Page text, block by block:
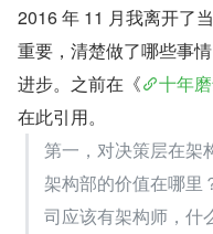
2016 年 11 月我离开了
重要，清楚做了哪些事
进步。之前在《
十年
在此引用。
第一，对决策层在架
架构部的价值在哪里
司应该有架构师，什